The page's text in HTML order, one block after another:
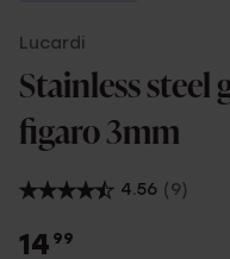
Lucardi
Stainless
figaro 3mm
4.56 (9)
14 99